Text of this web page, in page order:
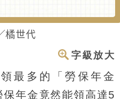
橘世代
字級放大
最多的「勞保年金
年金竟然能領高達5